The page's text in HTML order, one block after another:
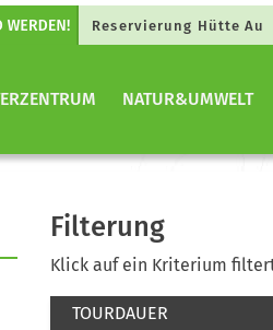
Reservierung Hütte Au
NATUR&UMWELT
Filterung
Klick auf ein Kriterium
TOURDAUER